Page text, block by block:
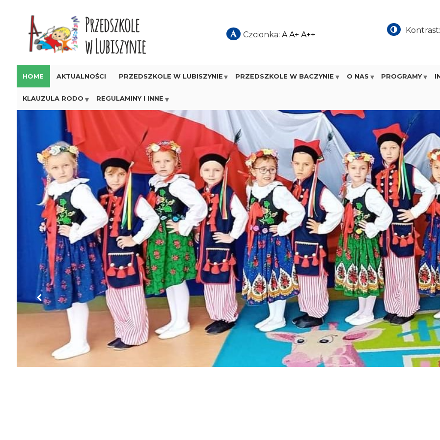
Czcionka: A A+ A++ Kontrast:
HOME AKTUALNOŚCI PRZEDSZKOLE W LUBISZYNIE PRZEDSZKOLE W BACZYNIE O NAS PROGRAMY
KLAUZULA RODO REGULAMINY I INNE
Previous